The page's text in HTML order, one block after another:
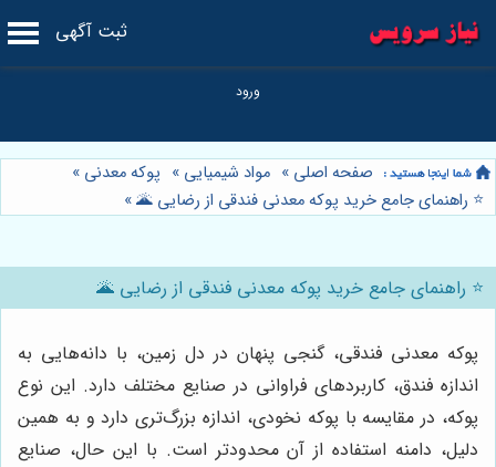
ثبت آگهی
صفحه اصلی » مواد شیمیایی » پوکه معدنی »
⭐️ راهنمای جامع خرید پوکه معدنی فندقی از رضایی 🌋»
⭐️ راهنمای جامع خرید پوکه معدنی فندقی از رضایی 🌋
پوکه معدنی فندقی، گنجی پنهان در دل زمین، با دانه‌هایی به
اندازه فندق، کاربردهای فراوانی در صنایع مختلف دارد. این نوع
پوکه، در مقایسه با پوکه نخودی، اندازه بزرگ‌تری دارد و به همین
دلیل، دامنه استفاده از آن محدودتر است. با این حال، صنایع